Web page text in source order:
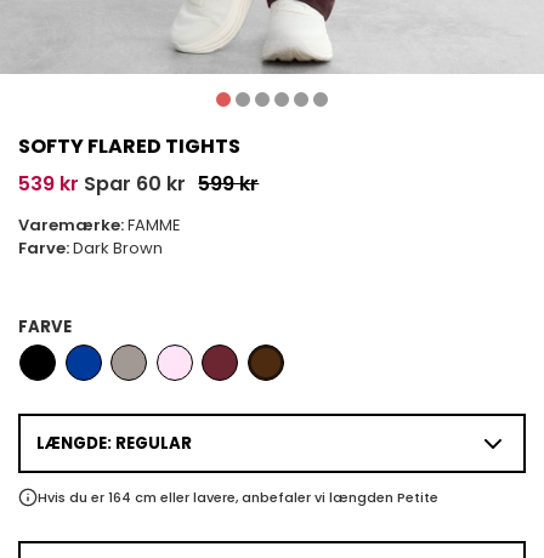
SOFTY FLARED TIGHTS
539 kr Spar 60 kr 599 kr
Varemærke:FAMME
Farve:Dark Brown
FARVE
LÆNGDE: REGULAR
Hvis du er 164 cm eller lavere, anbefaler vi længden Petite